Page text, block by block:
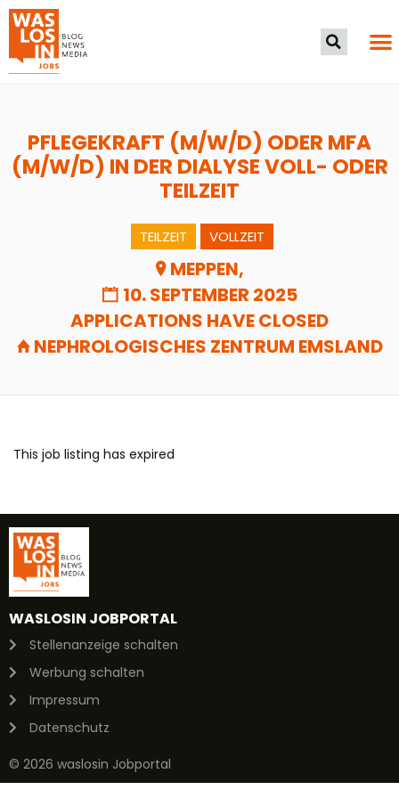
PFLEGEKRAFT (M/W/D) ODER MFA
(M/W/D) IN DER DIALYSE VOLL- ODER
TEILZEIT
TEILZEIT VOLLZEIT
MEPPEN,
10. SEPTEMBER 2025
APPLICATIONS HAVE CLOSED
NEPHROLOGISCHES ZENTRUM EMSLAND
This job listing has expired
WASLOSIN JOBPORTAL
Stellenanzeige schalten
Werbung schalten
Impressum
Datenschutz
© 2026 waslosin Jobportal